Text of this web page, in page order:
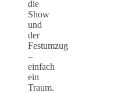
die
Show
und
der
Festumzug
–
einfach
ein
Traum.